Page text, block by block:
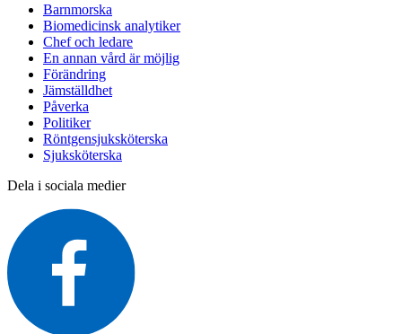
Barnmorska
Biomedicinsk analytiker
Chef och ledare
En annan vård är möjlig
Förändring
Jämställdhet
Påverka
Politiker
Röntgensjuksköterska
Sjuksköterska
Dela i sociala medier